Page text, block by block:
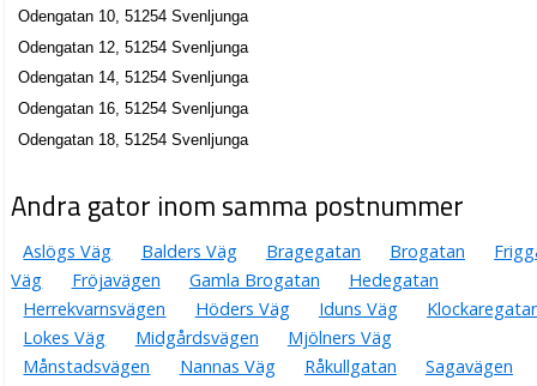
Odengatan 10, 51254 Svenljunga
Odengatan 12, 51254 Svenljunga
Odengatan 14, 51254 Svenljunga
Odengatan 16, 51254 Svenljunga
Odengatan 18, 51254 Svenljunga
Andra gator inom samma postnummer
Aslögs Väg Balders Väg Bragegatan Brogatan
Väg
Fröjavägen Gamla Brogatan
Hedegatan
Herrekvarnsvägen
Höders Väg Iduns Väg
Lokes Väg
Midgårdsvägen
Mjölners Väg
Månstadsvägen
Nannas Väg Råkullgatan
Sagavägen